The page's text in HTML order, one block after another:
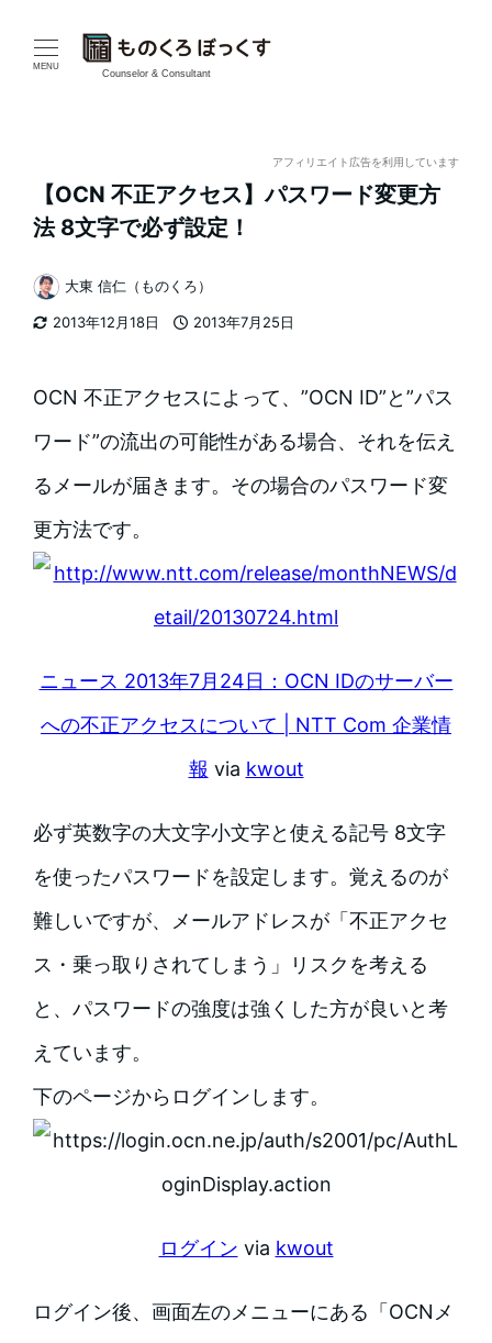
MENU
Counselor & Consultant
アフィリエイト広告を利用しています
【OCN 不正アクセス】パスワード変更方
法 8文字で必ず設定！
2013年12月18日
2013年7月25日
著
者
大東 信仁（ものくろ）
OCN 不正アクセスによって、”OCN ID”と”パス
ワード”の流出の可能性がある場合、それを伝え
るメールが届きます。その場合のパスワード変
更方法です。
ニュース 2013年7月24日：OCN IDのサーバー
への不正アクセスについて | NTT Com 企業情
報 via kwout
必ず英数字の大文字小文字と使える記号 8文字
を使ったパスワードを設定します。覚えるのが
難しいですが、メールアドレスが「不正アクセ
ス・乗っ取りされてしまう」リスクを考える
と、パスワードの強度は強くした方が良いと考
えています。
下のページからログインします。
ログイン via kwout
ログイン後、画面左のメニューにある「OCNメ